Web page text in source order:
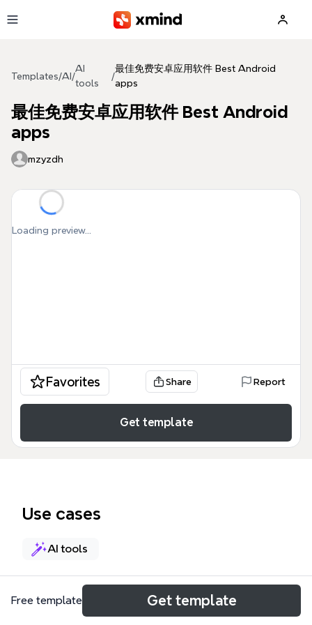
Templates/AI/
AI
tools
/
最佳免费安卓应用软件 Best Android
apps
最佳免费安卓应用软件 Best Android
apps
mzyzdh
Loading preview...
Favorites Share Report
Get template
Use cases
AI tools
About
Free template Get template